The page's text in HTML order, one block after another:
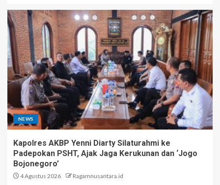
NEWS
Kapolres AKBP Yenni Diarty Silaturahmi ke
Padepokan PSHT, Ajak Jaga Kerukunan dan ‘Jogo
Bojonegoro’
4 Agustus 2026 Ragamnusantara.id